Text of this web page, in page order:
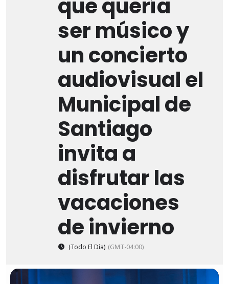
que quería
ser músico y
un concierto
audiovisual el
Municipal de
Santiago
invita a
disfrutar las
vacaciones
de invierno
(Todo El Día) (GMT-04:00)